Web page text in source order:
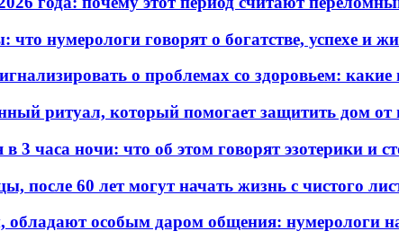
нумерологи говорят о богатстве, успехе и
о проблемах со здоровьем:
ритуал, который помогает защитить дом от
3 часа ночи: что об этом говорят эзотерики и
после 60 лет могут начать жизнь с чистого
особым даром общения: нумерологи